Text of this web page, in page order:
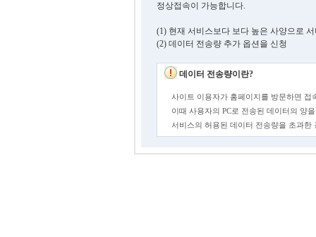
정상접속이 가능합니다.
(1) 현재 서비스보다 보다 높은 사양으로
(2) 데이터 전송량 추가 옵션을 신청
데이터 전송량이란?
사이트 이용자가 홈페이지를 방문하면 접
이때 사용자의 PC로 전송된 데이터의 양
서비스의 허용된 데이터 전송량을 초과